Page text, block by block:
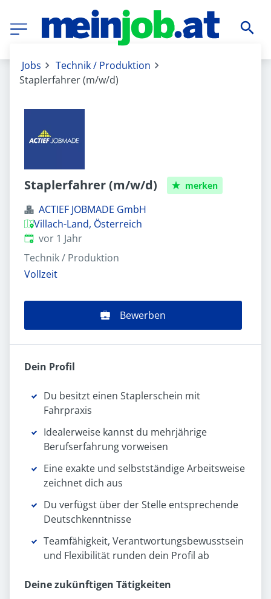
Jobs
Technik / Produktion
Staplerfahrer (m/w/d)
Staplerfahrer (m/w/d) merken
ACTIEF JOBMADE GmbH
Villach-Land, Österreich
Veröffentlicht
vor 1 Jahr
Technik / Produktion
Vollzeit
Bewerben
Dein Profil
Du besitzt einen Staplerschein mit
Fahrpraxis
Idealerweise kannst du mehrjährige
Berufserfahrung vorweisen
Eine exakte und selbstständige Arbeitsweise
zeichnet dich aus
Du verfügst über der Stelle entsprechende
Deutschkenntnisse
Teamfähigkeit, Verantwortungsbewusstsein
und Flexibilität runden dein Profil ab
Deine zukünftigen Tätigkeiten